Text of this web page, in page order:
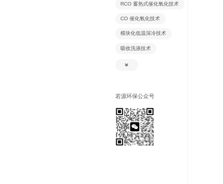
RCO 蓄热式催化氧化技术
CO 催化氧化技术
模块化低温深冷技术
吸收洗涤技术
吸附脱附技术
除尘技术
生物除臭技术
风风逆流换热技术
若源环保公众号